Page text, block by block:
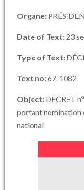
Organe:
Date of Text: 23
Type of Text:
Text no:67-1082
Object: DECRET
portant nomination
national